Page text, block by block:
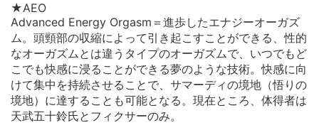
★AEO
Advanced Energy Orgasm＝進歩したエナジーオーガズ
ム。頭頸部の収縮によって引き起こすことができる、性的
なオーガズムとは違うタイプのオーガズムで、いつでもど
こでも快感に浸ることができる夢のような技術。快感に向
けて集中を持続させることで、サマーディの境地（悟りの
境地）に達することも可能となる。現在ところ、体得者は
天武五十鈴氏とフィクサーのみ。